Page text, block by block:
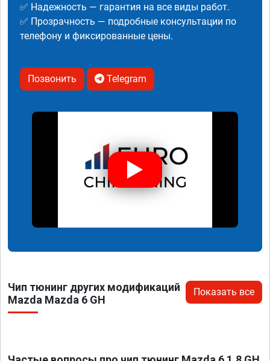
✅ Надежность — гарантия на все виды работ.
✅ Прозрачность — подробные консультации по
телефону и фиксированные цены.
Позвонить Telegram
Чип тюнинг других модификаций
Mazda Mazda 6 GH
Показать все